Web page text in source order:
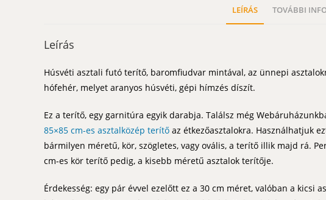
LEÍRÁS TOVÁBBI
Leírás
Húsvéti asztali futó terítő, baromfiudvar mintával, az ünnepi
hófehér, melyet aranyos húsvéti, gépi hímzés díszít.
Ez a terítő, egy garnitúra egyik darabja. Találsz még
85×85 cm-es asztalközép terítő az étkezőasztalokra. Használhatjuk
bármilyen méretű, kör, szögletes, vagy ovális, a terítő illik majd rá.
cm-es kör terítő pedig, a kisebb méretű asztalok terítője.
Érdekesség: egy pár évvel ezelőtt ez a 30 cm méret, valóban a kicsi